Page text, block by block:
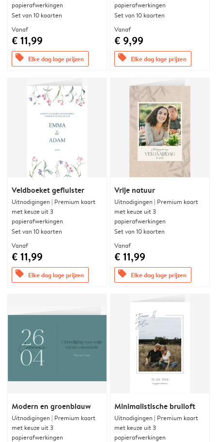
papierafwerkingen
Set van 10 kaarten
Vanaf
€ 11,99
offers Elke dag lage prijzen
papierafwerkingen
Set van 10 kaarten
Vanaf
€ 9,99
offers Elke dag lage prijzen
Veldboeket gefluister
Uitnodigingen | Premium kaart
met keuze uit 3
papierafwerkingen
Set van 10 kaarten
Vanaf
€ 11,99
offers Elke dag lage prijzen
Vrije natuur
Uitnodigingen | Premium kaart
met keuze uit 3
papierafwerkingen
Set van 10 kaarten
Vanaf
€ 11,99
offers Elke dag lage prijzen
Modern en groenblauw
Uitnodigingen | Premium kaart
met keuze uit 3
papierafwerkingen
Minimalistische bruiloft
Uitnodigingen | Premium kaart
met keuze uit 3
papierafwerkingen